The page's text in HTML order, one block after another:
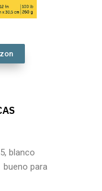
blanco
bueno para